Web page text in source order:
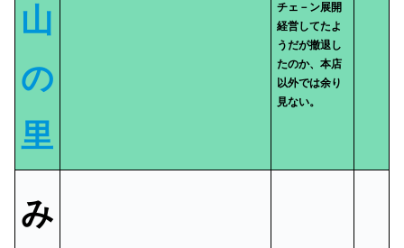
山
の
里
チェ－ン展開
経営してたよ
うだが撤退し
たのか、本店
以外では余り
見ない。
み